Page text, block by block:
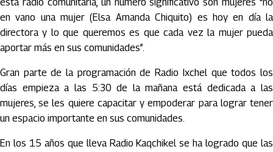
en vano una mujer (Elsa Amanda Chiquito) es hoy en día la
directora y lo que queremos es que cada vez la mujer pueda
aportar más en sus comunidades”.
Gran parte de la programación de Radio Ixchel que todos los
días empieza a las 5:30 de la mañana está dedicada a las
mujeres, se les quiere capacitar y empoderar para lograr tener
un espacio importante en sus comunidades.
En los 15 años que lleva Radio Kaqchikel se ha logrado que las